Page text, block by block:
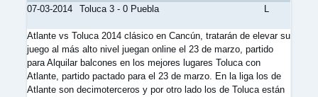
07-03-2014 Toluca 3 - 0 Puebla L
Atlante vs Toluca 2014 clásico en Cancún, tratarán de elevar su
juego al más alto nivel juegan online el 23 de marzo, partido
para Alquilar balcones en los mejores lugares Toluca con
Atlante, partido pactado para el 23 de marzo. En la liga los de
Atlante son decimoterceros y por otro lado los de Toluca están